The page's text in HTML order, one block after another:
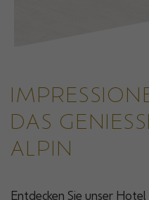
DAS
ALPIN
Entdecken Sie unser